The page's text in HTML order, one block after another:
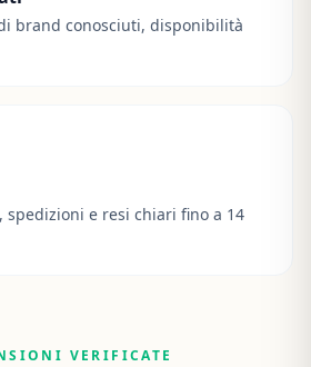
brand conosciuti, disponibilità
spedizioni e resi chiari fino a 14
VERIFICATE